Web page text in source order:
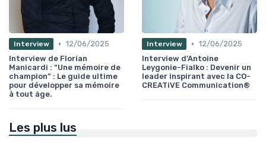
Interview • 12/06/2025
Interview de Florian
Manicardi : “Une mémoire de
champion” : Le guide ultime
pour développer sa mémoire
à tout âge.
Interview • 12/06/2025
Interview d'Antoine
Leygonie-Fialko : Devenir un
leader inspirant avec la CO-
CREATiVE Communication®
Les plus lus